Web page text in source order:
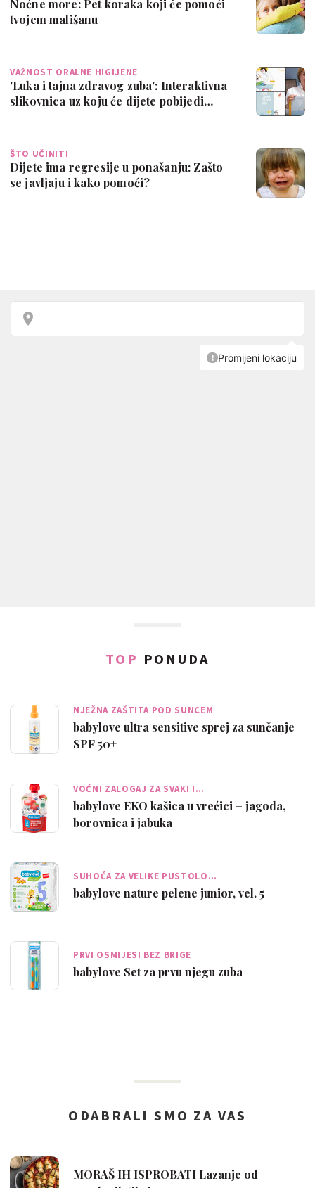
Noćne more: Pet koraka koji će pomoći
tvojem mališanu
VAŽNOST ORALNE HIGIJENE
'Luka i tajna zdravog zuba': Interaktivna
slikovnica uz koju će dijete pobijedi…
ŠTO UČINITI
Dijete ima regresije u ponašanju: Zašto
se javljaju i kako pomoći?
TOP PONUDA
NJEŽNA ZAŠTITA POD SUNCEM
babylove ultra sensitive sprej za sunčanje
SPF 50+
VOĆNI ZALOGAJ ZA SVAKI I…
babylove EKO kašica u vrećici – jagoda,
borovnica i jabuka
SUHOĆA ZA VELIKE PUSTOLO…
babylove nature pelene junior, vel. 5
PRVI OSMIJESI BEZ BRIGE
babylove Set za prvu njegu zuba